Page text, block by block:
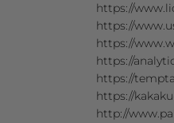
https://
https://
https://
https://
https://
https://
http://